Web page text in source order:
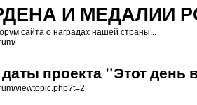
И МЕДАЛИИ
сайта о наградах нашей страны...
проекта "Этот день
viewtopic.php?t=2